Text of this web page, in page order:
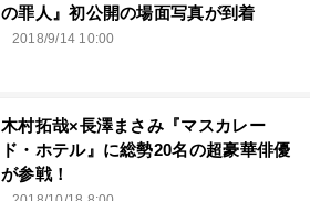
の罪人』初公開の場面写真が到着
2018/9/14 10:00
木村拓哉×長澤まさみ『マスカレー
ド・ホテル』に総勢20名の超豪華俳優
が参戦！